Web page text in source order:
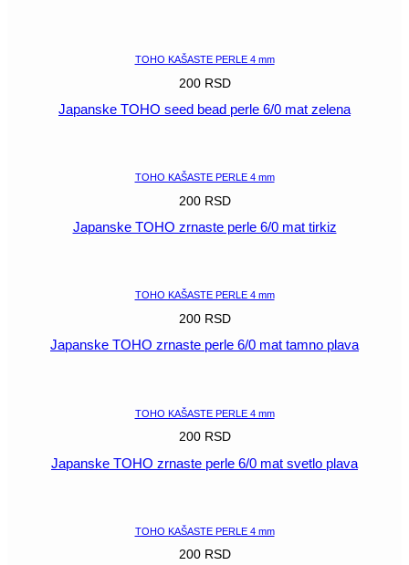
TOHO KAŠASTE PERLE 4 mm
200 RSD
Japanske TOHO seed bead perle 6/0 mat zelena
TOHO KAŠASTE PERLE 4 mm
200 RSD
Japanske TOHO zrnaste perle 6/0 mat tirkiz
TOHO KAŠASTE PERLE 4 mm
200 RSD
Japanske TOHO zrnaste perle 6/0 mat tamno plava
TOHO KAŠASTE PERLE 4 mm
200 RSD
Japanske TOHO zrnaste perle 6/0 mat svetlo plava
TOHO KAŠASTE PERLE 4 mm
200 RSD